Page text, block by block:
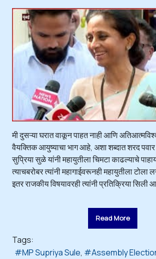
मी दुसऱ्या घरात वाकून पाहत नाही आणि
वैयक्तिक आयुष्याचा भाग आहे, अशा शब्दात शरद पवार
सुप्रिया सुळे यांनी महायुतीला चिमटा काढल्याचे
त्याचबरोबर त्यांनी महागाईवरूनही महायुतीला
इतर राजकीय विषयावरही त्यांनी प्रतिक्रिया सिली
Read More
Tags:
MP Supriya Sule
Assembly